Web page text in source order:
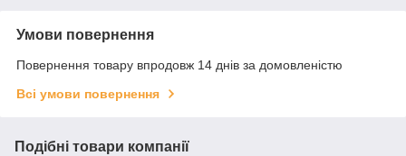
Умови повернення
Повернення товару впродовж 14 днів за домовленістю
Всі умови повернення
Подібні товари компанії